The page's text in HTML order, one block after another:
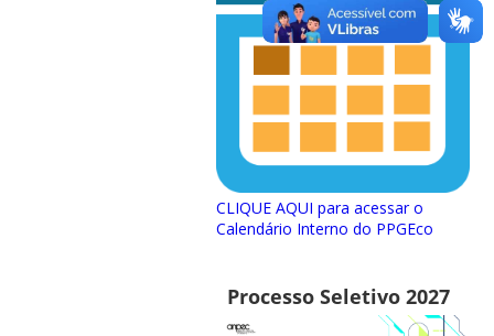
CLIQUE AQUI para acessar o
Calendário Interno do PPGEco
Processo Seletivo 2027